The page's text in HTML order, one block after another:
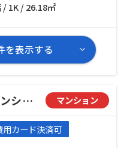
/ 1K / 26.18㎡
を表示する
練馬区豊玉北１丁目のマンション マンション
用カード決済可